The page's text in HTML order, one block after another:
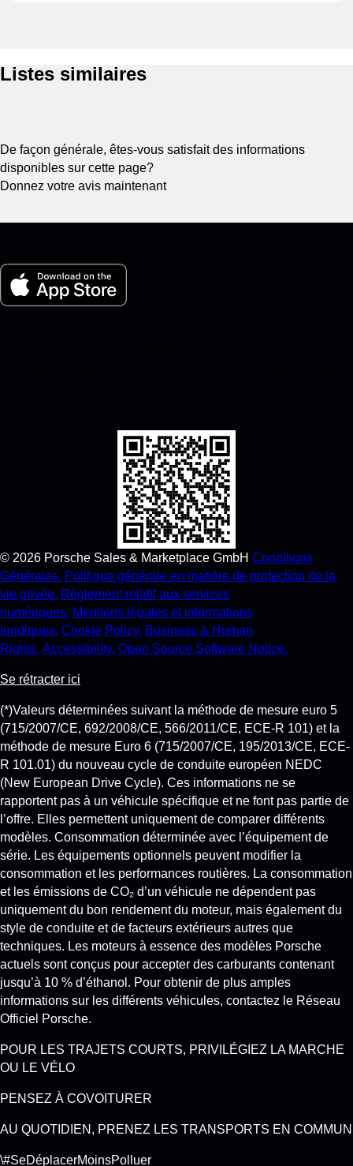
Listes similaires
De façon générale, êtes-vous satisfait des informations
disponibles sur cette page?
Donnez votre avis maintenant
© 2026 Porsche Sales & Marketplace GmbH Conditions
Générales. Politique générale en matière de protection de la
vie privée. Règlement relatif aux services
numériques. Mentions légales et informations
juridiques. Cookie Policy. Business & Human
Rights. Accessibility. Open Source Software Notice.
Se rétracter ici
(*)Valeurs déterminées suivant la méthode de mesure euro 5
(715/2007/CE, 692/2008/CE, 566/2011/CE, ECE-R 101) et la
méthode de mesure Euro 6 (715/2007/CE, 195/2013/CE, ECE-
R 101.01) du nouveau cycle de conduite européen NEDC
(New European Drive Cycle). Ces informations ne se
rapportent pas à un véhicule spécifique et ne font pas partie de
l’offre. Elles permettent uniquement de comparer différents
modèles. Consommation déterminée avec l’équipement de
série. Les équipements optionnels peuvent modifier la
consommation et les performances routières. La consommation
et les émissions de CO₂ d’un véhicule ne dépendent pas
uniquement du bon rendement du moteur, mais également du
style de conduite et de facteurs extérieurs autres que
techniques. Les moteurs à essence des modèles Porsche
actuels sont conçus pour accepter des carburants contenant
jusqu’à 10 % d’éthanol. Pour obtenir de plus amples
informations sur les différents véhicules, contactez le Réseau
Officiel Porsche.
POUR LES TRAJETS COURTS, PRIVILÉGIEZ LA MARCHE
OU LE VÉLO
PENSEZ À COVOITURER
AU QUOTIDIEN, PRENEZ LES TRANSPORTS EN COMMUN
\#SeDéplacerMoinsPolluer